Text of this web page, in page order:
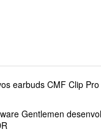
earbuds CMF Clip
Gentlemen